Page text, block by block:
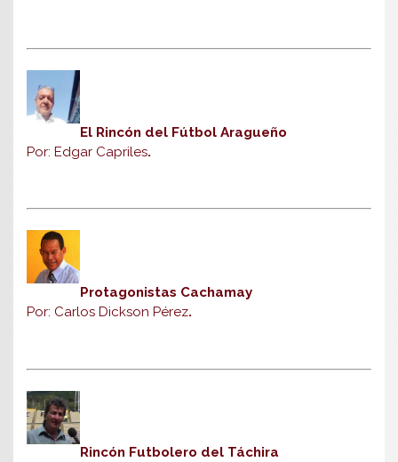
El Rincón del Fútbol Aragueño
Por: Edgar Capriles.
Protagonistas Cachamay
Por: Carlos Dickson Pérez.
Rincón Futbolero del Táchira